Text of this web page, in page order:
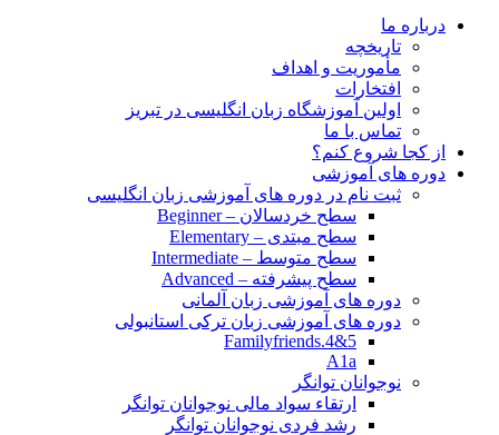
درباره ما
تاریخچه
مأموریت و اهداف
افتخارات
اولین آموزشگاه زبان انگلیسی در تبریز
تماس با ما
از کجا شروع کنم؟
دوره های آموزشی
ثبت نام در دوره های آموزشی زبان انگلیسی
سطح خردسالان – Beginner
سطح مبتدی – Elementary
سطح متوسط – Intermediate
سطح پیشرفته – Advanced
دوره های آموزشی زبان آلمانی
دوره های آموزشی زبان ترکی استانبولی
Familyfriends.4&5
A1a
نوجوانان توانگر
ارتقاء سواد مالی نوجوانان توانگر
رشد فردی نوجوانان توانگر